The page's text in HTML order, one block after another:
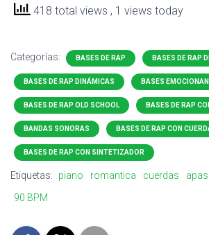
418 total views , 1 views today
Categorías: BASES DE RAP BASES DE RAP
BASES DE RAP DINÁMICAS BASES
BASES DE RAP OLD SCHOOL BASES DE RAP
BANDAS SONORAS BASES DE RAP CON
BASES DE RAP CON SINTETIZADOR
Etiquetas: piano romantica cuerdas
90 BPM